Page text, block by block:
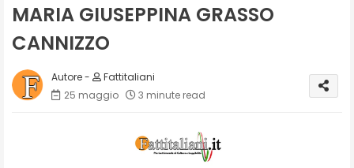
MARIA GIUSEPPINA GRASSO
CANNIZZO
Fattitaliani
25 maggio
3 minute read